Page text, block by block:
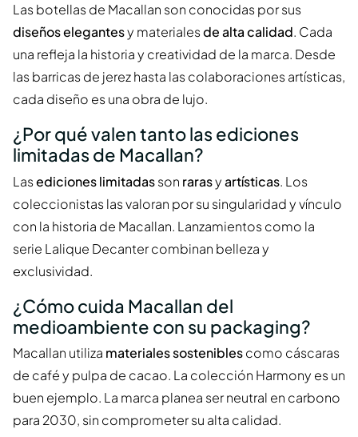
Las botellas de Macallan son conocidas por sus
diseños elegantesy materialesde alta calidad. Cada
una refleja la historia y creatividad de la marca. Desde
las barricas de jerez hasta las colaboraciones artísticas,
cada diseño es una obra de lujo.
¿Por qué valen tanto las ediciones
limitadas de Macallan?
Lasediciones limitadasson rarasyartísticas. Los
coleccionistas las valoran por su singularidad y vínculo
con la historia de Macallan. Lanzamientos como la
serie Lalique Decanter combinan belleza y
exclusividad.
¿Cómo cuida Macallan del
medioambiente con su packaging?
Macallan utiliza materiales sosteniblescomo cáscaras
de café y pulpa de cacao. La colección Harmony es un
buen ejemplo. La marca planea ser neutral en carbono
para 2030, sin comprometer su alta calidad.